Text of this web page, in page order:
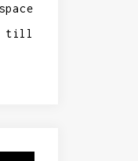
till